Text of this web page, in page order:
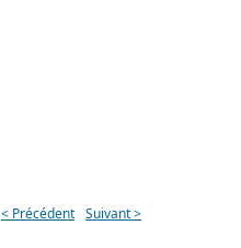
< Précédent Suivant >